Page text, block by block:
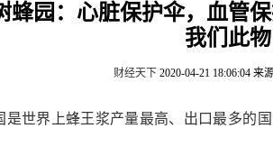
蜂园：心脏保护伞，血管
我们此物
财经天下 2020-04-21 18:06:04 来源
是世界上蜂王浆产量最高、出口最多的